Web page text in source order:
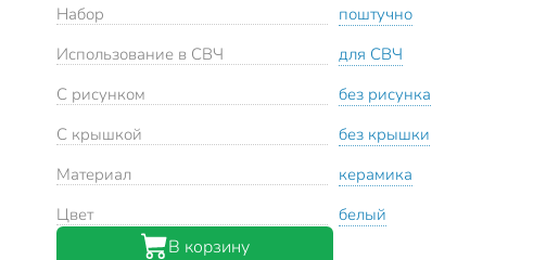
Набор
поштучно
Использование в СВЧ
для СВЧ
С рисунком
без рисунка
С крышкой
без крышки
Материал
керамика
Цвет
белый
В корзину